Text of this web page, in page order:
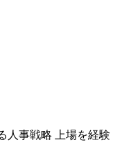
人事戦略 上場を経験